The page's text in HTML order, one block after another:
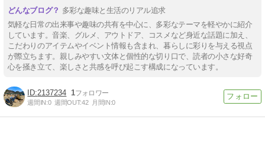
多彩な趣味と生活のリアル追求
気軽な日常の出来事や趣味の共有を中心に、多彩なテーマを軽やかに紹介
しています。音楽、グルメ、アウトドア、コスメなど身近な話題に加え、
こだわりのアイテムやイベント情報も含まれ、暮らしに彩りを与える視点
が際立ちます。親しみやすい文体と個性的な切り口で、読者の小さな好奇
心を掻き立て、楽しさと共感を呼び起こす構成になっています。
2137234 1
週間IN:0 週間OUT:42 月間IN:0